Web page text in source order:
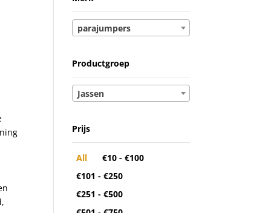
parajumpers
Productgroep
Jassen
Prijs
All €10 -€100
€101 -€250
€251 -€500